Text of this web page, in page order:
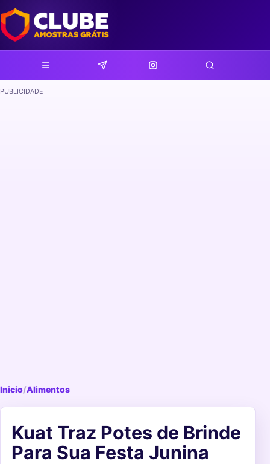
PUBLICIDADE
Inicio/Alimentos
Kuat Traz Potes de Brinde
Para Sua Festa Junina